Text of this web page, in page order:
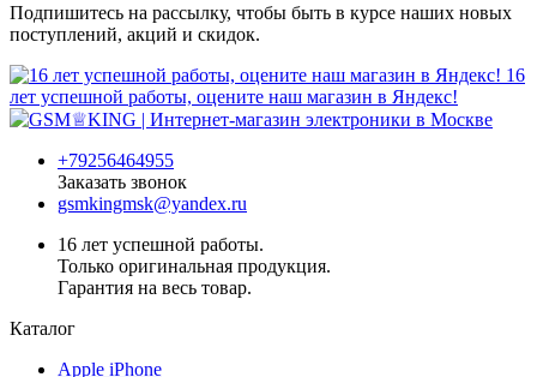
Подпишитесь на рассылку, чтобы быть в курсе наших новых
поступлений, акций и скидок.
16
лет успешной работы, оцените наш магазин в Яндекс!
+79256464955
Заказать звонок
gsmkingmsk@yandex.ru
16 лет успешной работы.
Только оригинальная продукция.
Гарантия на весь товар.
Каталог
Apple iPhone